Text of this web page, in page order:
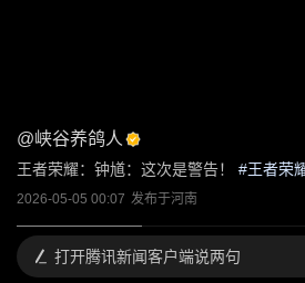
@峡谷养鸽人
王者荣耀：钟馗：这次是警告！ #王者荣
2026-05-05 00:07 发布于河南
打开腾讯新闻客户端说两句